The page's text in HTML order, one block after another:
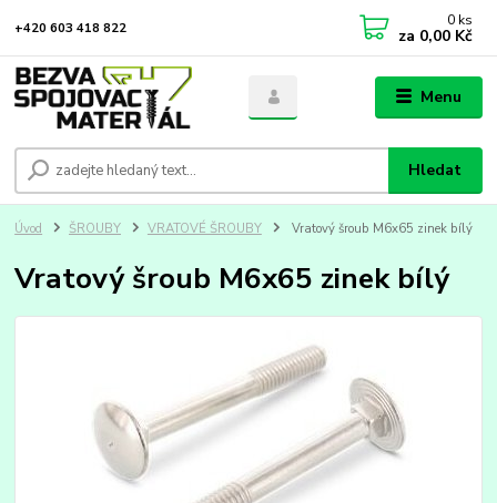
Menu
Hledat
+420 603 418 822 0 ks
za 0,00 Kč
Úvod ŠROUBY VRATOVÉ ŠROUBY Vratový šroub M6x65 zinek bílý
Vratový šroub M6x65 zinek bílý